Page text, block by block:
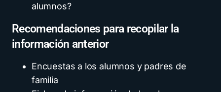
alumnos?
Recomendaciones para recopilar la
información anterior
Encuestas a los alumnos y padres de
familia